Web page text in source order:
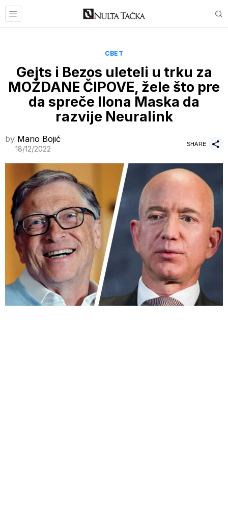
СВЕТ
Gejts i Bezos uleteli u trku za
MOŽDANE ČIPOVE, žele što pre
da spreče Ilona Maska da
razvije Neuralink
by Mario Bojić
18/12/2022
SHARE